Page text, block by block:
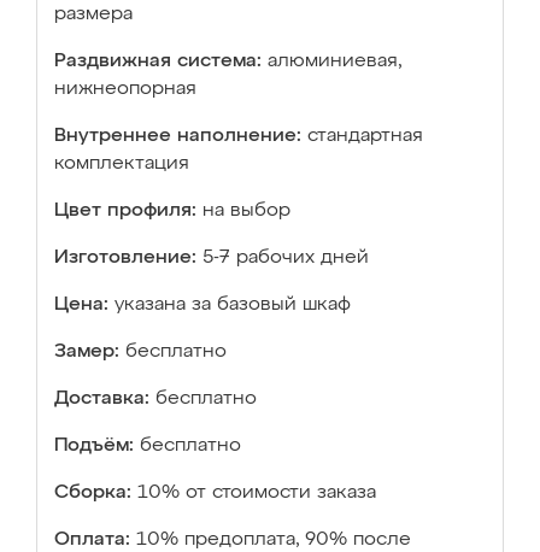
размера
Раздвижная система: алюминиевая,
нижнеопорная
Внутреннее наполнение: стандартная
комплектация
Цвет профиля: на выбор
Изготовление: 5-7 рабочих дней
Цена: указана за базовый шкаф
Замер: бесплатно
Доставка: бесплатно
Подъём: бесплатно
Сборка: 10% от стоимости заказа
Оплата: 10% предоплата, 90% после